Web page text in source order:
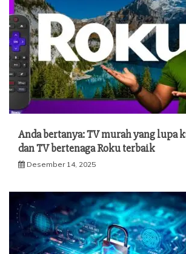
Anda bertanya: TV murah yang lupa
dan TV bertenaga Roku terbaik
Desember 14, 2025